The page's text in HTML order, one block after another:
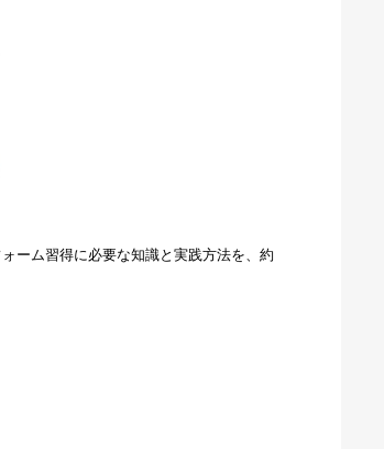
ーム習得に必要な知識と実践方法を、約